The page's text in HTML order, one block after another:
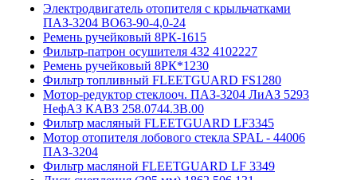
Электродвигатель отопителя с крыльчатками
ПАЗ-3204 ВО63-90-4,0-24
Ремень ручейковый 8РК-1615
Фильтр-патрон осушителя 432 4102227
Ремень ручейковый 8РК*1230
Фильтр топливный FLEETGUARD FS1280
Мотор-редуктор стеклооч. ПАЗ-3204 ЛиАЗ 5293
НефАЗ КАВЗ 258.0744.3B.00
Фильтр масляный FLEETGUARD LF3345
Мотор отопителя лобового стекла SPAL - 44006
ПАЗ-3204
Фильтр масляной FLEETGUARD LF 3349